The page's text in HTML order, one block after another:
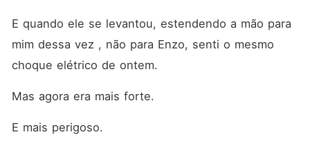
E quando ele se levantou, estendendo a mão para
mim dessa vez , não para Enzo, senti o mesmo
choque elétrico de ontem.
Mas agora era mais forte.
E mais perigoso.